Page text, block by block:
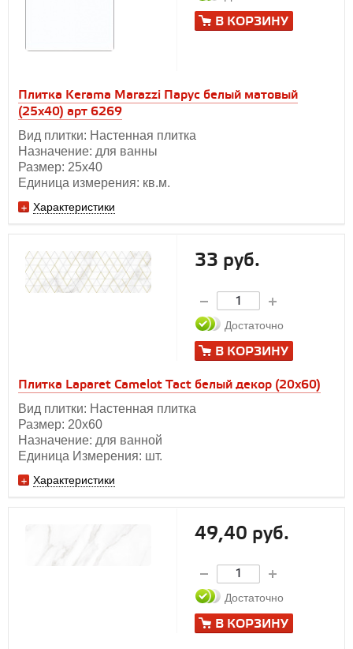
Плитка Kerama Marazzi Парус белый матовый
(25х40) арт 6269
Вид плитки: Настенная плитка
Назначение: для ванны
Размер: 25х40
Единица измерения: кв.м.
Характеристики
В КОРЗИНУ
Плитка Laparet Camelot Tact белый декор (20х60)
Вид плитки: Настенная плитка
Размер: 20х60
Назначение: для ванной
Единица Измерения: шт.
Характеристики
33 руб.
Достаточно
В КОРЗИНУ
49,40 руб.
Достаточно
В КОРЗИНУ